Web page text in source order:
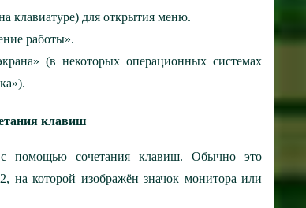
клавиатуре) для открытия меню.
работы».
(в некоторых операционных системах
клавиш
помощью сочетания клавиш. Обычно это
на которой изображён значок монитора или